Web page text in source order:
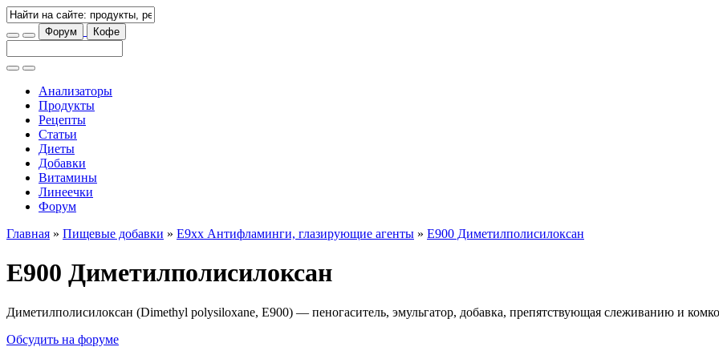
Форум Кофе
Анализаторы
Продукты
Рецепты
Статьи
Диеты
Добавки
Витамины
Линеечки
Форум
Главная » Пищевые добавки » E9xx Антифламинги, глазирующие агенты » E900 Диметилполисилоксан
E900 Диметилполисилоксан
Диметилполисилоксан (Dimethyl polysiloxane, E900) — пеногаситель, эмульгатор, добавка, препятствующая слеживанию и
Обсудить на форуме